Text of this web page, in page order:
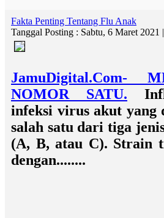
Fakta Penting Tentang Flu Anak
Tanggal Posting : Sabtu, 6 Maret 2021
JamuDigital.Com-
NOMOR SATU.
infeksi virus akut yang
salah satu dari tiga
(A, B, atau C). Strain
dengan........